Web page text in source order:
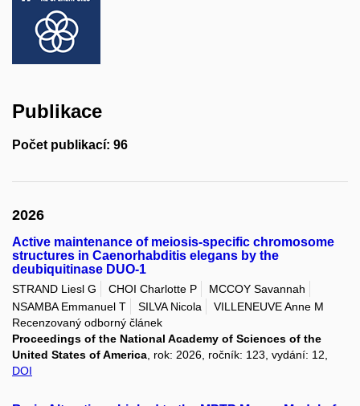
Publikace
Počet publikací: 96
2026
Active maintenance of meiosis-specific chromosome
structures in Caenorhabditis elegans by the
deubiquitinase DUO-1
STRAND Liesl G CHOI Charlotte P
MCCOY Savannah
NSAMBA Emmanuel T
SILVA Nicola
VILLENEUVE Anne M
Recenzovaný odborný článek
Proceedings of the National Academy of Sciences of the
United States of America , rok: 2026, ročník: 123, vydání: 12,
DOI